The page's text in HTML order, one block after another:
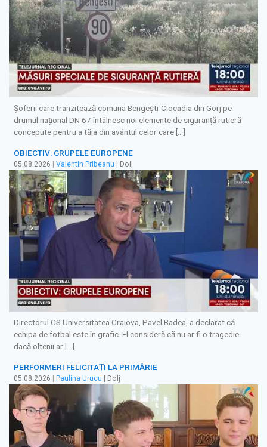
Șoferii care tranzitează comuna Bengești-Ciocadia din Gorj pe
drumul național DN 67 întâlnesc noi elemente de siguranță rutieră
concepute pentru a tăia din avântul celor care […]
OBIECTIV: GRUPELE EUROPENE
05.08.2026 | Valentin Pribeanu | Dolj
Directorul CS Universitatea Craiova, Pavel Badea, a declarat că
echipa de fotbal este în grafic. El consideră că nu ar fi o tragedie
dacă oltenii ar […]
PERFORMERI FELICITAȚI LA PRIMĂRIE
05.08.2026 Paulina Urucu | Dolj